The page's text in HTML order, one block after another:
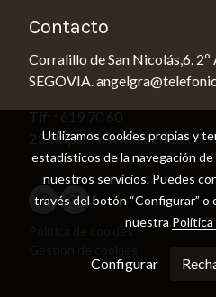
Contacto
Corralillo de San Nicolás,6. 2º
SEGOVIA.
23 https://
Política de cookies
Utilizamos cookies propias y
estadísticos de la navegación
nuestros servicios. Puedes
través del botón “Configurar” o
nuestra Política
Configurar